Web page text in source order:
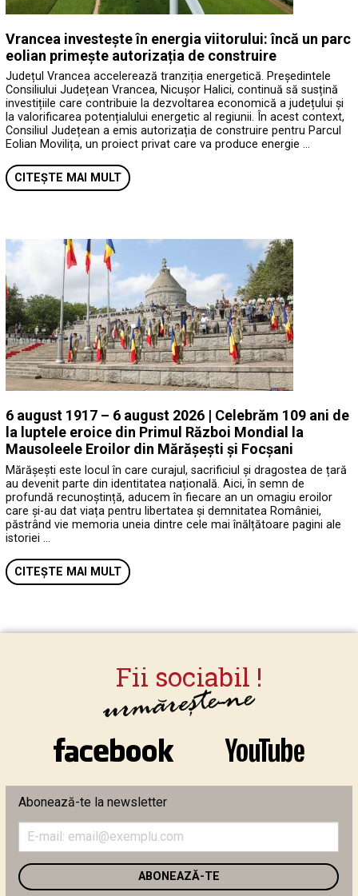
Vrancea investește în energia viitorului: încă un parc
eolian primește autorizația de construire
Județul Vrancea accelerează tranziția energetică. Președintele
Consiliului Județean Vrancea, Nicușor Halici, continuă să susțină
investițiile care contribuie la dezvoltarea economică a județului și
la valorificarea potențialului energetic al regiunii. În acest context,
Consiliul Județean a emis autorizația de construire pentru Parcul
Eolian Movilița, un proiect privat care va produce energie …
CITEȘTE MAI MULT
6 august 1917 – 6 august 2026 | Celebrăm 109 ani de
la luptele eroice din Primul Război Mondial la
Mausoleele Eroilor din Mărășești și Focșani
Mărășești este locul în care curajul, sacrificiul și dragostea de țară
au devenit parte din identitatea națională. Aici, în semn de
profundă recunoștință, aducem în fiecare an un omagiu eroilor
care și-au dat viața pentru libertatea și demnitatea României,
păstrând vie memoria uneia dintre cele mai înălțătoare pagini ale
istoriei …
CITEȘTE MAI MULT
Abonează-te la newsletter
Introduceți
adresa
email
în